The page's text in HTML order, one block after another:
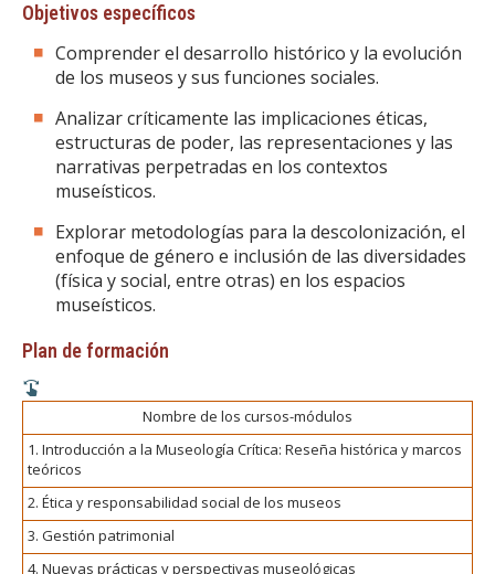
Objetivos específicos
Comprender el desarrollo histórico y la evolución
de los museos y sus funciones sociales.
Analizar críticamente las implicaciones éticas,
estructuras de poder, las representaciones y las
narrativas perpetradas en los contextos
museísticos.
Explorar metodologías para la descolonización, el
enfoque de género e inclusión de las diversidades
(física y social, entre otras) en los espacios
museísticos.
Plan de formación
Nombre de los cursos-módulos
1. Introducción a la Museología Crítica: Reseña histórica y marcos
teóricos
2. Ética y responsabilidad social de los museos
3. Gestión patrimonial
4. Nuevas prácticas y perspectivas museológicas